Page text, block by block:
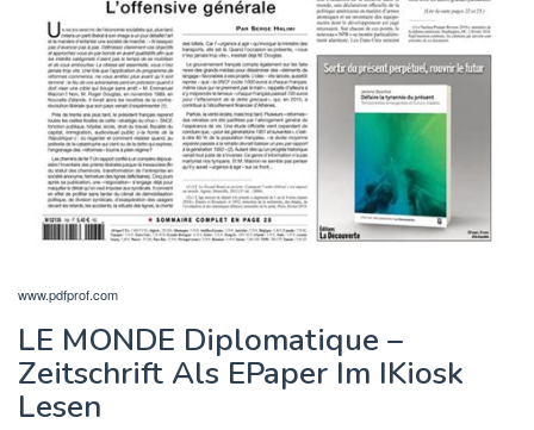
www.pdfprof.com
LE MONDE Diplomatique –
Zeitschrift Als EPaper Im IKiosk
Lesen